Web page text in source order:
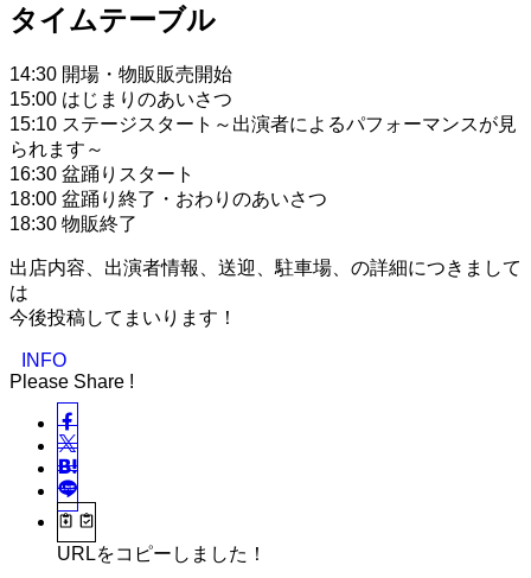
タイムテーブル
14:30 開場・物販販売開始
15:00 はじまりのあいさつ
15:10 ステージスタート～出演者によるパフォーマンスが見
られます～
16:30 盆踊りスタート
18:00 盆踊り終了・おわりのあいさつ
18:30 物販終了
出店内容、出演者情報、送迎、駐車場、の詳細につきまして
は
今後投稿してまいります！
INFO
Please Share !
URLをコピーしました！